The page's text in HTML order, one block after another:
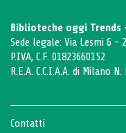
Biblioteche oggi Trends -
Sede legale: Via Lesmi 6 -
P.IVA, C.F. 01823660152
R.E.A. C.C.I.A.A. di Milano N.
Contatti